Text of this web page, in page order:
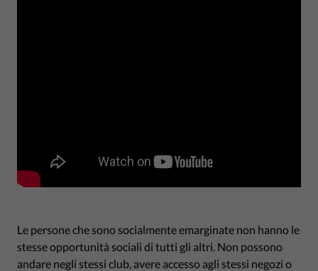
Le persone che sono socialmente emarginate non hanno le
stesse opportunità sociali di tutti gli altri. Non possono
andare negli stessi club, avere accesso agli stessi negozi o